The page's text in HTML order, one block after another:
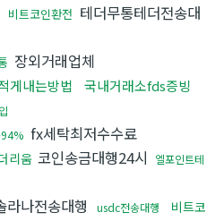
비트코인환전 테더무통테더전송대
장외거래업체
게내는방법 국내거래소fds증빙
94% fx세탁최저수수료
리움 코인송금대행24시
엘포인트테
라나전송대행 usdc전송대행
비트코